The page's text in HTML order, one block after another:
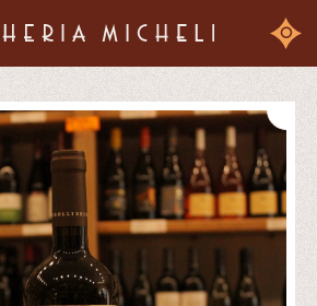
0
La storia
Contatti
Shop